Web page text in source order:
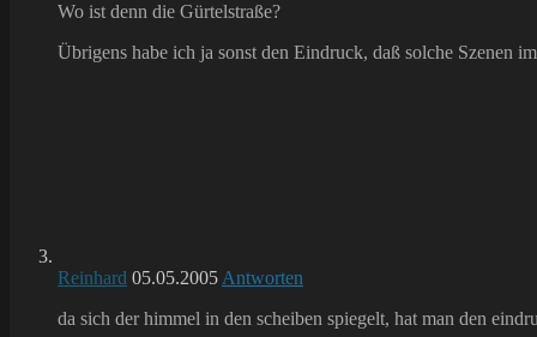
Wo ist denn die Gürtelstraße?
Übrigens habe ich ja sonst den Eindruck, daß solche Szenen
Reinhard 05.05.2005 Antworten
da sich der himmel in den scheiben spiegelt, hat man den